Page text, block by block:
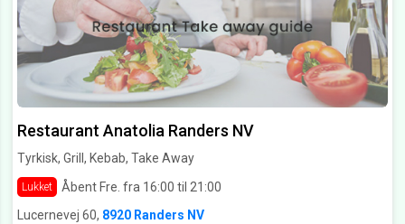
Restaurant Anatolia Randers NV
Tyrkisk, Grill, Kebab, Take Away
Lukket
Åbent Fre. fra 16:00 til 21:00
Lucernevej 60, 8920 Randers NV